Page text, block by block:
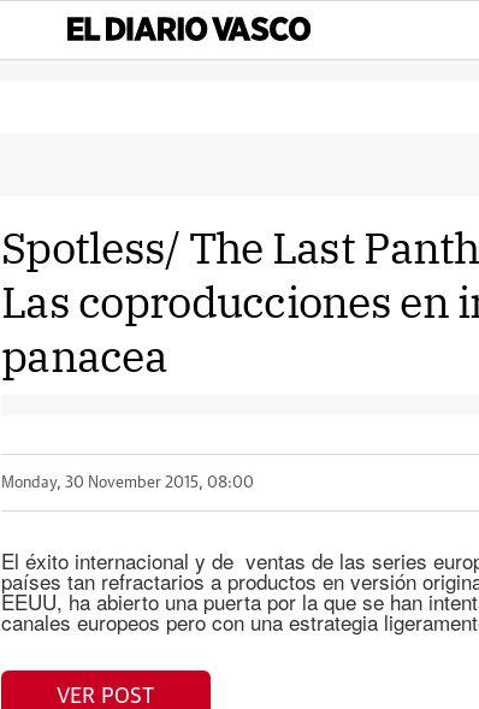
Spotless/ The Last
Las coproducciones en
panacea
Monday, 30 November 2015, 08:00
El éxito internacional y de ventas de las series
países tan refractarios a productos en versión
EEUU, ha abierto una puerta por la que se han
canales europeos pero con una estrategia
VER POST